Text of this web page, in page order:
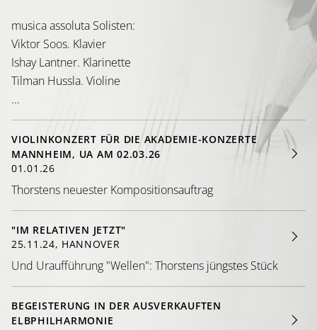
musica assoluta Solisten:
Viktor Soos. Klavier
Ishay Lantner. Klarinette
Tilman Hussla. Violine
...
VIOLINKONZERT FÜR DIE AKADEMIE-KONZERTE
MANNHEIM, UA AM 02.03.26
01.01.26
Thorstens neuester Kompositionsauftrag
"IM RELATIVEN JETZT"
25.11.24, HANNOVER
Und Uraufführung "Wellen": Thorstens jüngstes Stück
BEGEISTERUNG IN DER AUSVERKAUFTEN
ELBPHILHARMONIE